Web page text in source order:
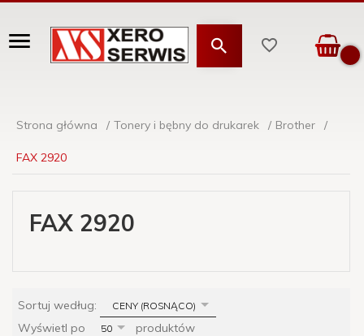
Strona główna Tonery i bębny do drukarek Brother
FAX 2920
FAX 2920
Sortuj według: sortCENY (ROSNĄCO)
Wyświetl po pop
50 produktów